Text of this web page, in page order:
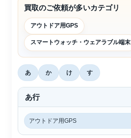
買取のご依頼が多いカテゴリ
アウトドア用GPS
スマートウォッチ・ウェアラブル端末
あ か け す
あ行
アウトドア用GPS